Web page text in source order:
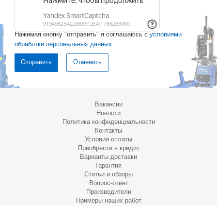
Нажимая кнопку "отправить" я соглашаюсь с условиями
обработки персональных данных
Отменить
Вакансии
Новости
Политика конфиденциальности
Контакты
Условия оплаты
Приобрести в кредит
Варианты доставки
Гарантия
Статьи и обзоры
Вопрос-ответ
Производители
Примеры наших работ